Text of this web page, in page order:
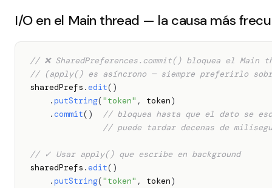
I/O en el Main thread — la causa más
// ❌ SharedPreferences.commit() bloquea el Main
// (apply() es asíncrono — siempre preferirlo
sharedPrefs .edit( )
.putString("token" , token)
.commit( )
// bloquea hasta que el dato se
// puede tardar decenas de
// ✓ Usar apply() que escribe en background
sharedPrefs .edit( )
.putString("token" , token)